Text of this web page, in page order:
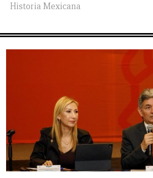
Historia Mexicana